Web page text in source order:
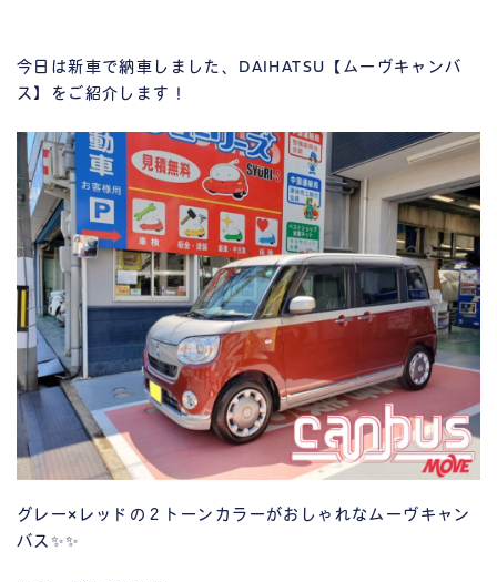
今日は新車で納車しました、DAIHATSU【ムーヴキャンバ
ス】をご紹介します！
グレー×レッドの２トーンカラーがおしゃれなムーヴキャン
バス✨✨